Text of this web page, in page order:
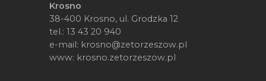
Krosno
38-400 Krosno, ul. Grodzka 12
tel.: 13 43 20 940
e-mail: krosno@zetorzeszow.pl
www: krosno.zetorzeszow.pl